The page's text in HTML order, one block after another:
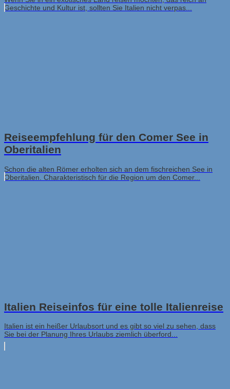
Geschichte und Kultur ist, sollten Sie Italien nicht verpas...
Reiseempfehlung für den Comer See in
Oberitalien
Schon die alten Römer erholten sich an dem fischreichen See in
Oberitalien. Charakteristisch für die Region um den Comer...
Italien Reiseinfos für eine tolle Italienreise
Italien ist ein heißer Urlaubsort und es gibt so viel zu sehen, dass
Sie bei der Planung Ihres Urlaubs ziemlich überford...